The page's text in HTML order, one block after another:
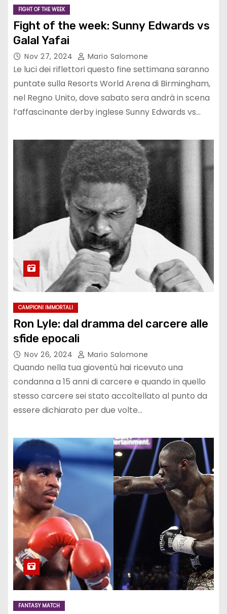
FIGHT OF THE WEEK
Fight of the week: Sunny Edwards vs
Galal Yafai
Nov 27, 2024 Mario Salomone
Le luci dei riflettori questo fine settimana saranno
puntate sulla Resorts World Arena di Birmingham,
nel Regno Unito, dove sabato sera andrà in scena
l’affascinante derby inglese Sunny Edwards vs…
CAMPIONI IMMORTALI
Ron Lyle: dal dramma del carcere alle
sfide epocali
Nov 26, 2024 Mario Salomone
Quando nella tua gioventù hai ricevuto una
condanna a 15 anni di carcere e quando in quello
stesso carcere sei stato accoltellato al punto da
essere dichiarato per due volte…
FANTASY MATCH